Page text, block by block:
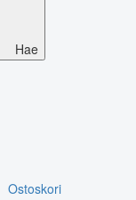
Hae
Ostoskori